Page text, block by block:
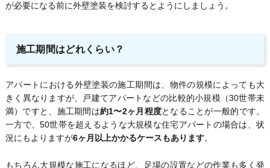
が必要になる前に外壁塗装を検討するとようにしましょう。
施工期間はどれくらい？
アパートにおける外壁塗装の施工期間は、物件の規模によっても大
きく異なりますが、戸建てアパートなどの比較的小規模（30世帯未
満）ですと、施工期間は約1〜2ヶ月程度となることが一般的です。
一方で、50世帯を超えるような大規模な住宅アパートの場合は、状
況にもよりますが6ヶ月以上かかるケースもあります。
もちろん大規模な施工になるほど、足場の設置などの作業も多く発